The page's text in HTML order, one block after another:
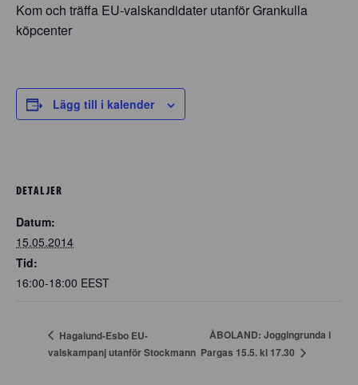
Kom och träffa EU-valskandidater utanför Grankulla
köpcenter
Lägg till i kalender
DETALJER
Datum:
15.05.2014
Tid:
16:00-18:00 EEST
Hagalund-Esbo EU-
valskampanj utanför Stockmann
ÅBOLAND: Joggingrunda i
Pargas 15.5. kl 17.30